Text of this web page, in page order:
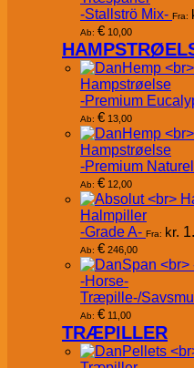
-Stallströ Mix- Fra:
Ab: € 10,00
Hampstrøelse
-Premium
Ab: € 13,00
Hampstrøelse
-Premium
Ab: € 12,00
Halmpiller
-Grade A- Fra: kr.
Ab: € 246,00
-Horse-
Træpille-/
Ab: € 11,00
TRÆPILLER